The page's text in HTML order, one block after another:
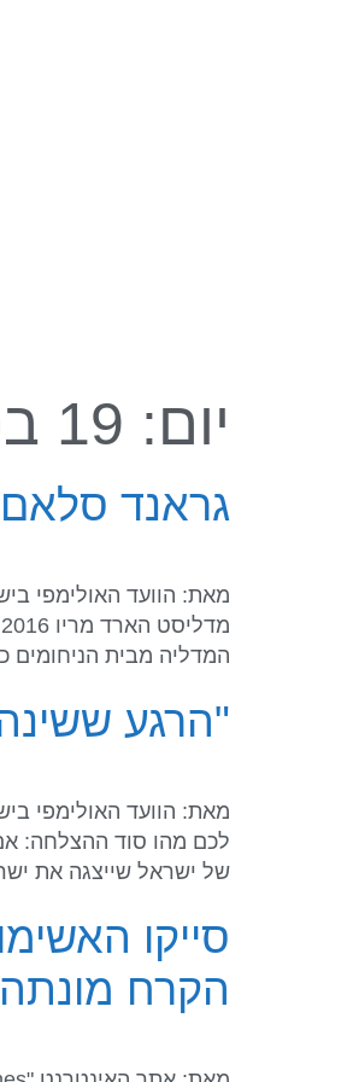
יום: 19 בפברואר 2021
גראנד סלאם
המדליה מבית הניחומים
"הרגע
מאת: הוועד האולימפי
של ישראל שייצגה את ישראל
סייקו
הקרח מונתה